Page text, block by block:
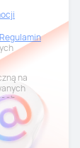
Regulamin
na
i kliknąć